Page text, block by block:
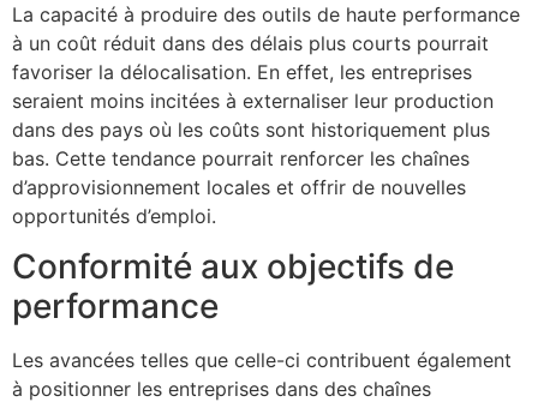
La capacité à produire des outils de haute performance
à un coût réduit dans des délais plus courts pourrait
favoriser la délocalisation. En effet, les entreprises
seraient moins incitées à externaliser leur production
dans des pays où les coûts sont historiquement plus
bas. Cette tendance pourrait renforcer les chaînes
d’approvisionnement locales et offrir de nouvelles
opportunités d’emploi.
Conformité aux objectifs de
performance
Les avancées telles que celle-ci contribuent également
à positionner les entreprises dans des chaînes